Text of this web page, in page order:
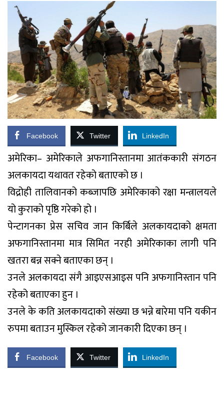
Facebook Twitter LinkedIn
अमेरिका– अमेरिकाले अफगानिस्तानमा आतंककारी संगठन
अलकायदा यथावत रहेको बताएको छ ।
विद्रोही तालिवानको कब्जापछि अमेरिकाको रक्षा मन्त्रालयले
यो कुराको पृष्ठि गरेको हो ।
पेन्टागनका प्रेस सचिव जान किर्बिले अलकायदाको क्षमता
अफगानिस्तानमा मात्र सिमित नरही अमेरिकाका लागी पनि
खतरा बन्न सक्ने बताएका छन् ।
उनले अलकायदा संगै आइएसआइस पनि अफगानिस्तान पनि
रहेको बताएका हुन ।
उनले के कति अलकायदाको संख्या छ भन्ने बारेमा पनि यकीन
रुपमा बताउन मुस्किल रहेको जानकारी दिएका छन् ।
Facebook Twitter LinkedIn